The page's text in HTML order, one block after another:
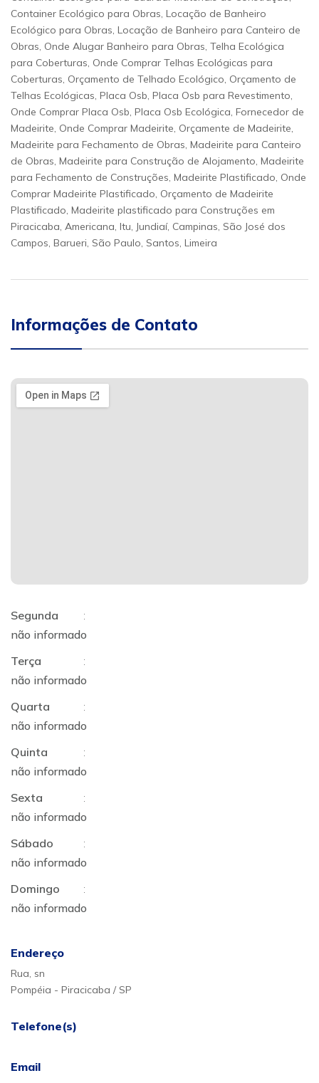
Container Ecológico para Obras, Locação de Banheiro
Ecológico para Obras, Locação de Banheiro para Canteiro de
Obras, Onde Alugar Banheiro para Obras, Telha Ecológica
para Coberturas, Onde Comprar Telhas Ecológicas para
Coberturas, Orçamento de Telhado Ecológico, Orçamento de
Telhas Ecológicas, Placa Osb, Placa Osb para Revestimento,
Onde Comprar Placa Osb, Placa Osb Ecológica, Fornecedor de
Madeirite, Onde Comprar Madeirite, Orçamente de Madeirite,
Madeirite para Fechamento de Obras, Madeirite para Canteiro
de Obras, Madeirite para Construção de Alojamento, Madeirite
para Fechamento de Construções, Madeirite Plastificado, Onde
Comprar Madeirite Plastificado, Orçamento de Madeirite
Plastificado, Madeirite plastificado para Construções em
Piracicaba, Americana, Itu, Jundiaí, Campinas, São José dos
Campos, Barueri, São Paulo, Santos, Limeira
Informações de Contato
Segunda
:
não informado
Terça
:
não informado
Quarta
:
não informado
Quinta
:
não informado
Sexta
:
não informado
Sábado
:
não informado
Domingo
:
não informado
Endereço
Rua, sn
Pompéia - Piracicaba / SP
Telefone(s)
Email